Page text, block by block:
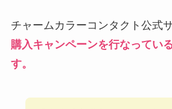
チャームカラーコンタクト公式
購入キャンペーンを行なってい
す。